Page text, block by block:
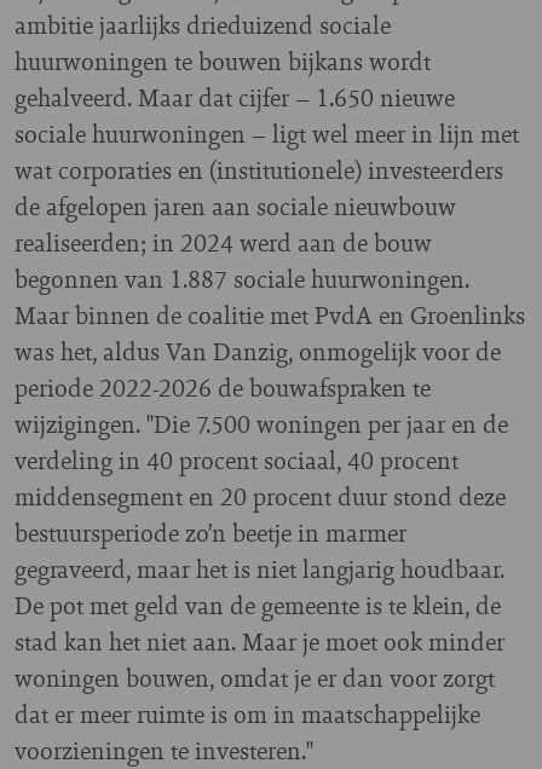
ambitie jaarlijks drieduizend sociale
huurwoningen te bouwen bijkans wordt
gehalveerd. Maar dat cijfer – 1.650 nieuwe
sociale huurwoningen – ligt wel meer in lijn met
wat corporaties en (institutionele) investeerders
de afgelopen jaren aan sociale nieuwbouw
realiseerden; in 2024 werd aan de bouw
begonnen van 1.887 sociale huurwoningen.
Maar binnen de coalitie met PvdA en Groenlinks
was het, aldus Van Danzig, onmogelijk voor de
periode 2022-2026 de bouwafspraken te
wijzigingen. "Die 7.500 woningen per jaar en de
verdeling in 40 procent sociaal, 40 procent
middensegment en 20 procent duur stond deze
bestuursperiode zo’n beetje in marmer
gegraveerd, maar het is niet langjarig houdbaar.
De pot met geld van de gemeente is te klein, de
stad kan het niet aan. Maar je moet ook minder
woningen bouwen, omdat je er dan voor zorgt
dat er meer ruimte is om in maatschappelijke
voorzieningen te investeren."